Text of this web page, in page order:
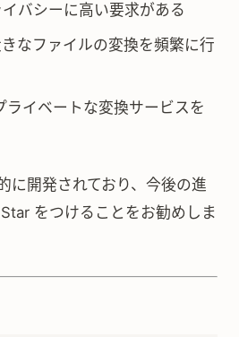
バシーに高い要求がある
なファイルの変換を頻繁に行
ライベートな変換サービスを
に開発されており、今後の進
をつけることをお勧めしま